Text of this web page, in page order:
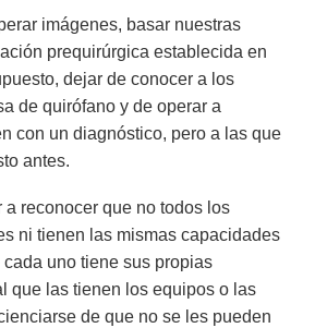
imágenes, basar nuestras
prequirúrgica establecida en
dejar de conocer a los
de quirófano y de operar a
con un diagnóstico, pero a las que
antes.
a reconocer que no todos los
ni tienen las mismas capacidades
uno tiene sus propias
que las tienen los equipos o las
de que no se les pueden